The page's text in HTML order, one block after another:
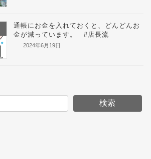
通帳にお金を入れておくと、どんどんお
金が減っています。 #店長流
2024年6月19日
検索